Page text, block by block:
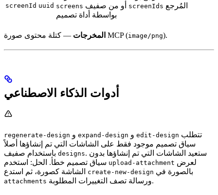
screenId uuid screens
screenIds
بواسطة أداة تصميم
المخرجات — كتلة محتوى صورة MCP (image/png).
أدوات الذكاء الاصطناعي
regenerate-design expand-design edit-design
سياق تصميم موجود فقط على الشاشات التي تم إنشاؤها أصلاً
designs. ستعيد الشاشات التي تم إنشاؤها بدون
upload-attachment
create-new-design بالصورة في
attachments ورسالة تصف التغييرات المطلوبة.